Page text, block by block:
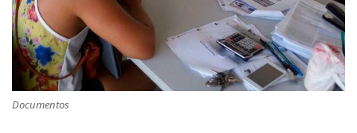
Documentos